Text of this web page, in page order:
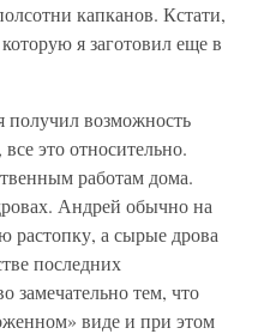
капканов. Кстати,
я заготовил еще в
получил возможность
это относительно.
работам дома.
Андрей обычно на
растопку, а сырые дрова
последних
замечательно тем, что
виде и при этом